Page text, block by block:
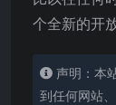
个全新的开
声明：本
到任何网站